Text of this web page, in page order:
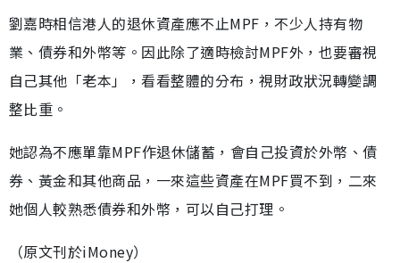
劉嘉時相信港人的退休資產應不止MPF，不少人持有物
業、債券和外幣等。因此除了適時檢討MPF外，也要審視
自己其他「老本」，看看整體的分布，視財政狀況轉變調
整比重。
她認為不應單靠MPF作退休儲蓄，會自己投資於外幣、債
券、黃金和其他商品，一來這些資產在MPF買不到，二來
她個人較熟悉債券和外幣，可以自己打理。
（原文刊於iMoney）